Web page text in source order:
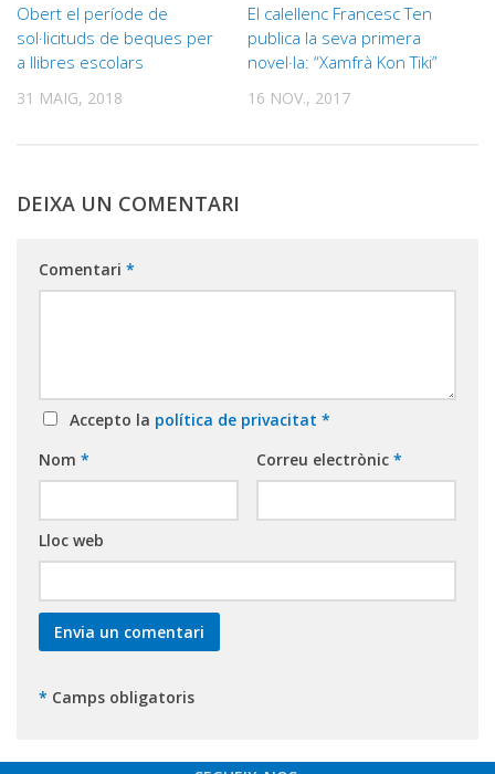
Obert el període de
sol·licituds de beques per
a llibres escolars
31 MAIG, 2018
El calellenc Francesc Ten
publica la seva primera
novel·la: “Xamfrà Kon Tiki”
16 NOV., 2017
DEIXA UN COMENTARI
Comentari *
Accepto la política de privacitat *
Nom * Correu electrònic *
Lloc web
* Camps obligatoris